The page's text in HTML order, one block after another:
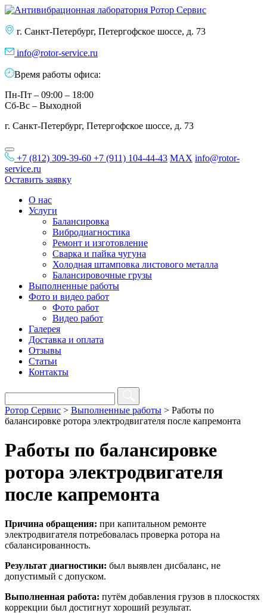
г. Санкт-Петербург, Петергофское шоссе, д. 73
info@rotor-service.ru
Время работы офиса:
Пн-Пт – 09:00 – 18:00
Сб-Вс – Выходной
г. Санкт-Петербург, Петергофское шоссе, д. 73
+7 (812) 309-39-60 +7 (911) 104-44-43 MAX info@rotor-
service.ru
Оставить заявку
О нас
Услуги
Балансировка
Вибродиагностика
Ремонт и изготовление
Сварка и пайка чугуна
Холодная штамповка листового металла
Балансировочные грузы
Выполненные работы
Фото и видео работ
Фото работ
Видео работ
Галерея
Доставка и оплата
Отзывы
Статьи
Контакты
Ротор Сервис > Выполненные работы > Работы по
балансировке ротора электродвигателя после капремонта
Работы по балансировке
ротора электродвигателя
после капремонта
Причина обращения: при капитальном ремонте
электродвигателя потребовалась проверка ротора на
сбалансированность.
Результат диагностики: был выявлен дисбаланс, не
допустимый с допуском.
Выполненная работа: путëм добавления грузов в плоскостях
коррекции был достигнут хороший результат.